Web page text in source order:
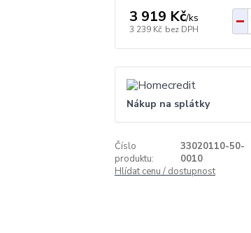
3 919 Kč/ks
3 239 Kč bez DPH
Nákup na splátky
Číslo
produktu:
33020110-50-
0010
Hlídat cenu / dostupnost